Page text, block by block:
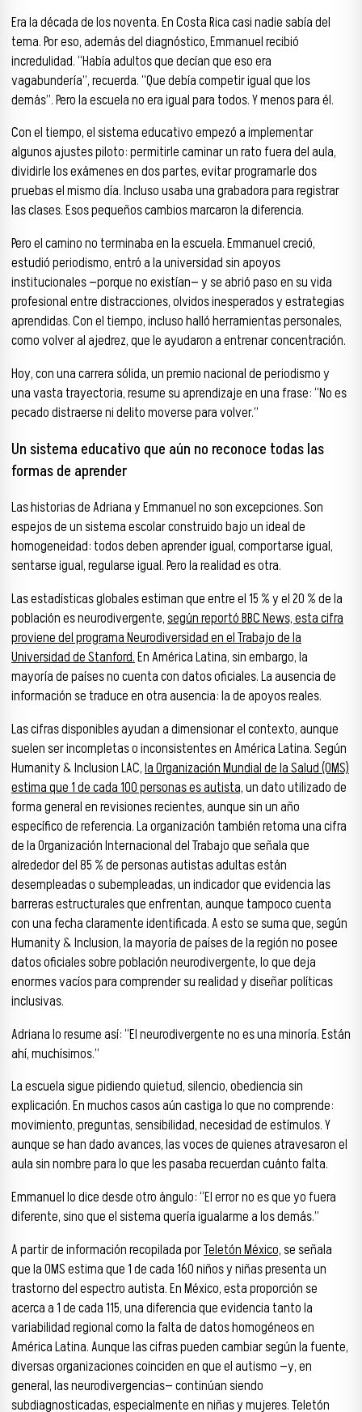
Era la década de los noventa. En Costa Rica casi nadie sabía del
tema. Por eso, además del diagnóstico, Emmanuel recibió
incredulidad. “Había adultos que decían que eso era
vagabundería”, recuerda. “Que debía competir igual que los
demás”. Pero la escuela no era igual para todos. Y menos para él.
Con el tiempo, el sistema educativo empezó a implementar
algunos ajustes piloto: permitirle caminar un rato fuera del aula,
dividirle los exámenes en dos partes, evitar programarle dos
pruebas el mismo día. Incluso usaba una grabadora para registrar
las clases. Esos pequeños cambios marcaron la diferencia.
Pero el camino no terminaba en la escuela. Emmanuel creció,
estudió periodismo, entró a la universidad sin apoyos
institucionales —porque no existían— y se abrió paso en su vida
profesional entre distracciones, olvidos inesperados y estrategias
aprendidas. Con el tiempo, incluso halló herramientas personales,
como volver al ajedrez, que le ayudaron a entrenar concentración.
Hoy, con una carrera sólida, un premio nacional de periodismo y
una vasta trayectoria, resume su aprendizaje en una frase: “No es
pecado distraerse ni delito moverse para volver.”
Un sistema educativo que aún no reconoce todas las
formas de aprender
Las historias de Adriana y Emmanuel no son excepciones. Son
espejos de un sistema escolar construido bajo un ideal de
homogeneidad: todos deben aprender igual, comportarse igual,
sentarse igual, regularse igual. Pero la realidad es otra.
Las estadísticas globales estiman que entre el 15 % y el 20 % de la
población es neurodivergente,según reportó BBC News, esta cifra
proviene del programa Neurodiversidad en el Trabajo de la
Universidad de Stanford.En América Latina, sin embargo, la
mayoría de países no cuenta con datos oficiales. La ausencia de
información se traduce en otra ausencia: la de apoyos reales.
Las cifras disponibles ayudan a dimensionar el contexto, aunque
suelen ser incompletas o inconsistentes en América Latina. Según
Humanity & Inclusion LAC,la Organización Mundial de la Salud (OMS)
estima que 1 de cada 100 personas es autista,un dato utilizado de
forma general en revisiones recientes, aunque sin un año
específico de referencia. La organización también retoma una cifra
de la Organización Internacional del Trabajo que señala que
alrededor del 85 % de personas autistas adultas están
desempleadas o subempleadas, un indicador que evidencia las
barreras estructurales que enfrentan, aunque tampoco cuenta
con una fecha claramente identificada. A esto se suma que, según
Humanity & Inclusion, la mayoría de países de la región no posee
datos oficiales sobre población neurodivergente, lo que deja
enormes vacíos para comprender su realidad y diseñar políticas
inclusivas.
Adriana lo resume así: “El neurodivergente no es una minoría. Están
ahí, muchísimos.”
La escuela sigue pidiendo quietud, silencio, obediencia sin
explicación. En muchos casos aún castiga lo que no comprende:
movimiento, preguntas, sensibilidad, necesidad de estímulos. Y
aunque se han dado avances, las voces de quienes atravesaron el
aula sin nombre para lo que les pasaba recuerdan cuánto falta.
Emmanuel lo dice desde otro ángulo: “El error no es que yo fuera
diferente, sino que el sistema quería igualarme a los demás.”
A partir de información recopilada porTeletón México,se señala
que la OMS estima que 1 de cada 160 niños y niñas presenta un
trastorno del espectro autista. En México, esta proporción se
acerca a 1 de cada 115, una diferencia que evidencia tanto la
variabilidad regional como la falta de datos homogéneos en
América Latina. Aunque las cifras pueden cambiar según la fuente,
diversas organizaciones coinciden en que el autismo —y, en
general, las neurodivergencias— continúan siendo
subdiagnosticadas, especialmente en niñas y mujeres. Teletón